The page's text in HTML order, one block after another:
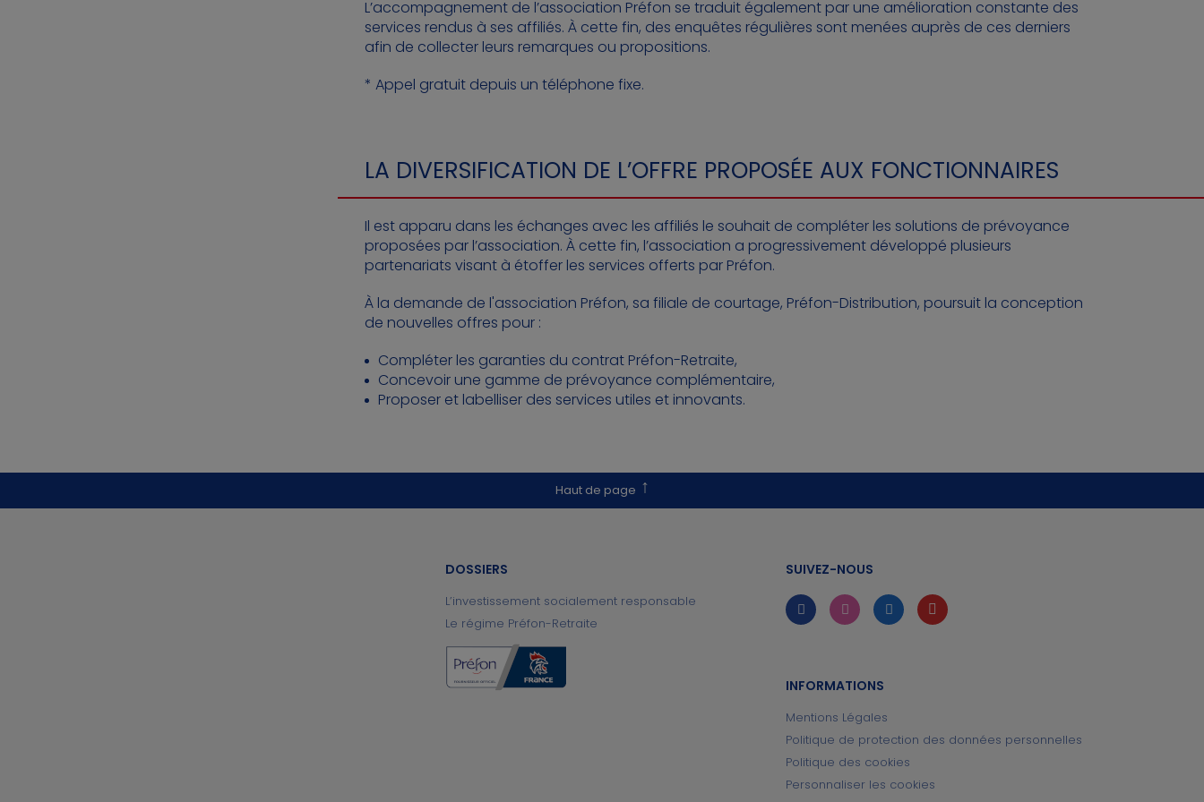
L’accompagnement de l’association Préfon se traduit également par une amélioration constante des
services rendus à ses affiliés. À cette fin, des enquêtes régulières sont menées auprès de ces derniers
afin de collecter leurs remarques ou propositions.
* Appel gratuit depuis un téléphone fixe.
LA DIVERSIFICATION DE L’OFFRE PROPOSÉE AUX FONCTIONNAIRES
Il est apparu dans les échanges avec les affiliés le souhait de compléter les solutions de prévoyance
proposées par l’association. À cette fin, l’association a progressivement développé plusieurs
partenariats visant à étoffer les services offerts par Préfon.
À la demande de l'association Préfon, sa filiale de courtage, Préfon-Distribution, poursuit la conception
de nouvelles offres pour :
Compléter les garanties du contrat Préfon-Retraite,
Concevoir une gamme de prévoyance complémentaire,
Proposer et labelliser des services utiles et innovants.
Haut de page
DOSSIERS
L’investissement socialement responsable
Le régime Préfon-Retraite
SUIVEZ-NOUS
INFORMATIONS
Mentions Légales
Politique de protection des données personnelles
Politique des cookies
Personnaliser les cookies